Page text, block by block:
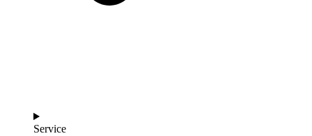
Service